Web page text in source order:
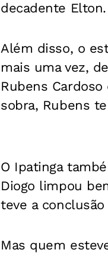
decadente Elton.
Além disso, o
mais uma vez,
Rubens
sobra, Rubens
O Ipatinga
Diogo limpou
teve a
Mas quem